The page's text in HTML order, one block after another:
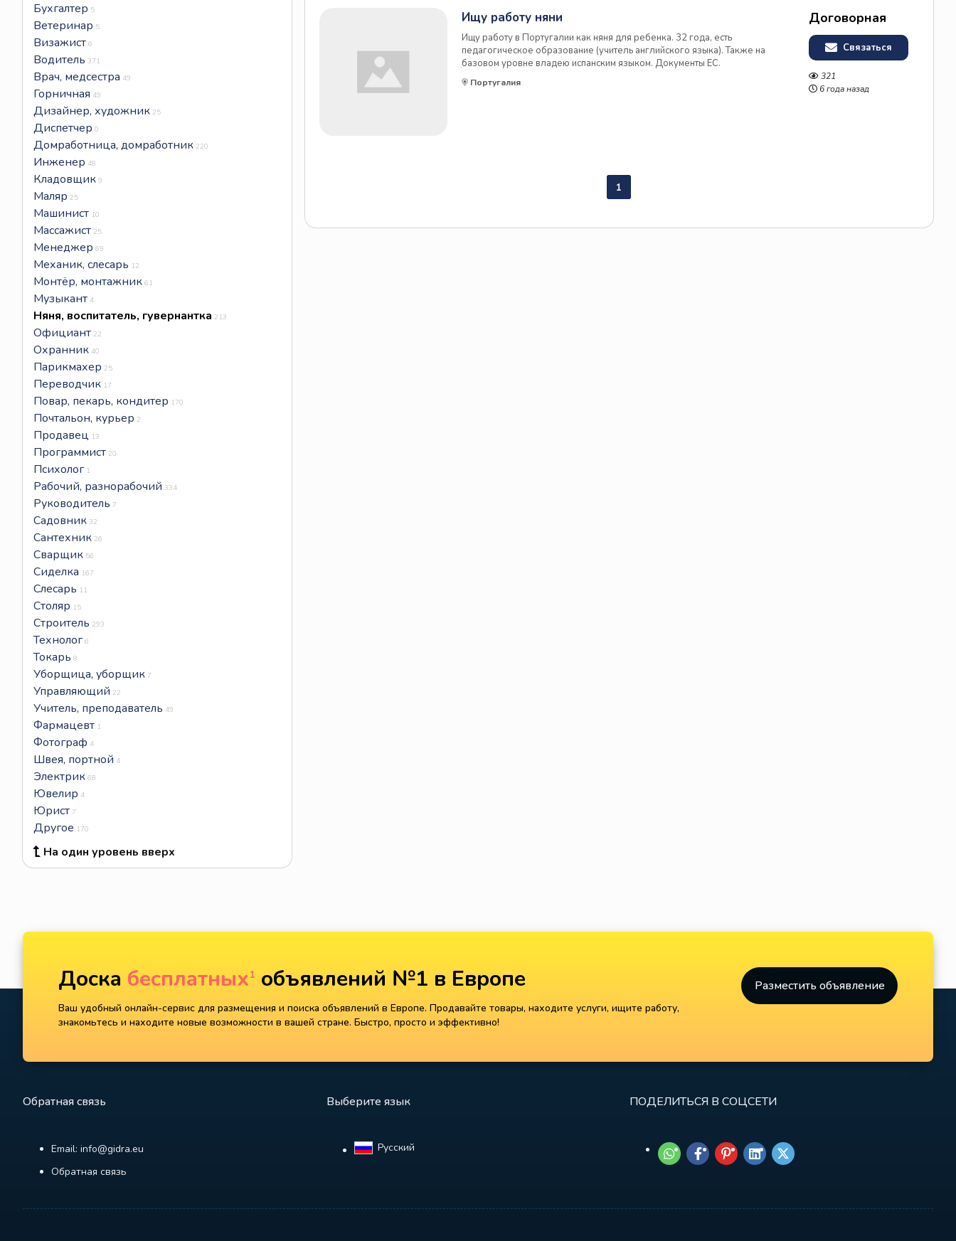
Бухгалтер 5
Ветеринар 5
Визажист 6
Водитель 371
Врач, медсестра 49
Горничная 49
Дизайнер, художник 25
Диспетчер 0
Домработница, домработник 220
Инженер 48
Кладовщик 9
Маляр 25
Машинист 10
Массажист 25
Менеджер 69
Механик, слесарь 12
Монтёр, монтажник 61
Музыкант 4
Няня, воспитатель, гувернантка 213
Официант 22
Охранник 40
Парикмахер 25
Переводчик 17
Повар, пекарь, кондитер 170
Почтальон, курьер 2
Продавец 13
Программист 20
Психолог 1
Рабочий, разнорабочий 334
Руководитель 7
Садовник 32
Сантехник 26
Сварщик 56
Сиделка 167
Слесарь 11
Столяр 15
Строитель 293
Технолог 6
Токарь 8
Уборщица, уборщик 7
Управляющий 22
Учитель, преподаватель 49
Фармацевт 1
Фотограф 4
Швея, портной 4
Электрик 68
Ювелир 4
Юрист 7
Другое 170
На один уровень вверх
Ищу работу няни
Ищу работу в Португалии как няня для ребенка. 32 года, есть
педагогическое образование (учитель английского языка). Также на
базовом уровне владею испанским языком. Документы ЕС.
Добрая,ответственная, легко нахожу общий язык с детьми.
Португалия
Договорная
Связаться
321
6 года назад
1
Доска бесплатных1 объявлений №1 в Европе
Ваш удобный онлайн-сервис для размещения и поиска объявлений в Европе. Продавайте товары, находите услуги, ищите работу,
знакомьтесь и находите новые возможности в вашей стране. Быстро, просто и эффективно!
Разместить объявление
Обратная связь
Email: info@gidra.eu
Обратная связь
Выберите язык
Русский‎
ПОДЕЛИТЬСЯ В СОЦСЕТИ